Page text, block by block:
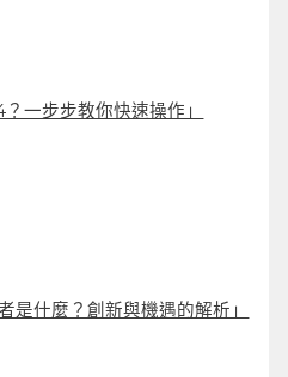
一步步教你快速操作」
是什麼？創新與機遇的解析」